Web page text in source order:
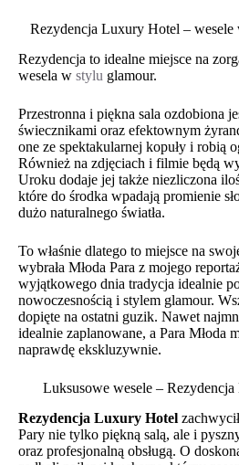
Rezydencja Luxury Hotel – wesele
Rezydencja to idealne miejsce na
wesela w stylu glamour.
Przestronna i piękna sala ozdobiona
świecznikami oraz efektownym
one ze spektakularnej kopuły i robią
Również na zdjęciach i filmie będą
Uroku dodaje jej także niezliczona
które do środka wpadają promienie
dużo naturalnego światła.
To właśnie dlatego to miejsce na
wybrała Młoda Para z mojego
wyjątkowego dnia tradycja idealnie
nowoczesnością i stylem glamour.
dopięte na ostatni guzik. Nawet
idealnie zaplanowane, a Para Młoda
naprawdę ekskluzywnie.
Luksusowe wesele –
Rezydencja Luxury Hotel
Pary nie tylko piękną salą, ale i
oraz profesjonalną obsługą. O